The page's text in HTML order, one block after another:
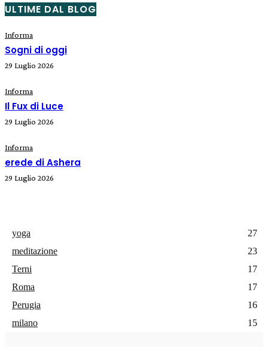
ULTIME DAL BLOG
Informa
Sogni di oggi
29 Luglio 2026
Informa
Il Fux di Luce
29 Luglio 2026
Informa
erede di Ashera
29 Luglio 2026
yoga
27
meditazione
23
Terni
17
Roma
17
Perugia
16
milano
15